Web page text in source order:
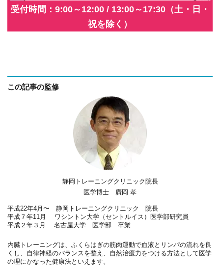
受付時間：9:00～12:00 / 13:00～17:30（土・日・
祝を除く）
この記事の監修
静岡トレーニングクリニック院長
医学博士 廣岡 孝
平成22年4月〜 静岡トレーニングクリニック 院長
平成７年11月 ワシントン大学（セントルイス）医学部研究員
平成２年３月 名古屋大学 医学部 卒業
内臓トレーニングは、ふくらはぎの筋肉運動で血液とリンパの流れを良
くし、自律神経のバランスを整え、自然治癒力をつける方法として医学
の理にかなった健康法といえます。